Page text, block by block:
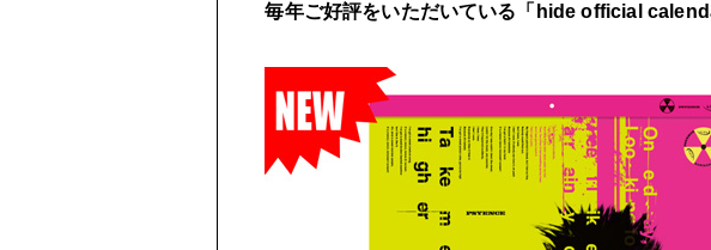
HOME
NEWS
毎年ご好評をいただいている「 hide official